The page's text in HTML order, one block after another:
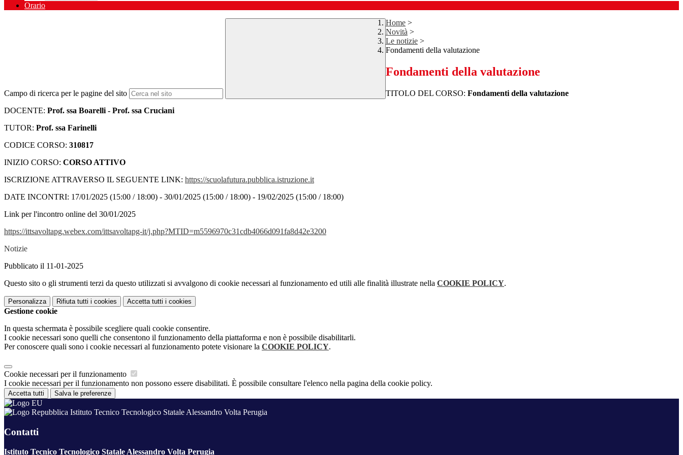
Orario
Campo di ricerca per le pagine del sito
Home >
Novità >
Le notizie >
Fondamenti della valutazione
Fondamenti della valutazione
TITOLO DEL CORSO: Fondamenti della valutazione
DOCENTE: Prof. ssa Boarelli - Prof. ssa Cruciani
TUTOR: Prof. ssa Farinelli
CODICE CORSO: 310817
INIZIO CORSO: CORSO ATTIVO
ISCRIZIONE ATTRAVERSO IL SEGUENTE LINK: https://scuolafutura.pubblica.istruzione.it
DATE INCONTRI: 17/01/2025 (15:00 / 18:00) - 30/01/2025 (15:00 / 18:00) - 19/02/2025 (15:00 / 18:00)
Link per l'incontro online del 30/01/2025
https://ittsavoltapg.webex.com/ittsavoltapg-it/j.php?MTID=m5596970c31cdb4066d091fa8d42e3200
Notizie
Pubblicato il 11-01-2025
Questo sito o gli strumenti terzi da questo utilizzati si avvalgono di cookie necessari al funzionamento ed utili alle finalità illustrate nella COOKIE POLICY.
Personalizza Rifiuta tutti i cookies Accetta tutti i cookies
Gestione cookie
In questa schermata è possibile scegliere quali cookie consentire.
I cookie necessari sono quelli che consentono il funzionamento della piattaforma e non è possibile disabilitarli.
Per conoscere quali sono i cookie necessari al funzionamento potete visionare la COOKIE POLICY.
Cookie necessari per il funzionamento
I cookie necessari per il funzionamento non possono essere disabilitati. È possibile consultare l'elenco nella pagina della cookie policy.
Accetta tutti Salva le preferenze
Istituto Tecnico Tecnologico Statale Alessandro Volta Perugia
Contatti
Istituto Tecnico Tecnologico Statale Alessandro Volta Perugia